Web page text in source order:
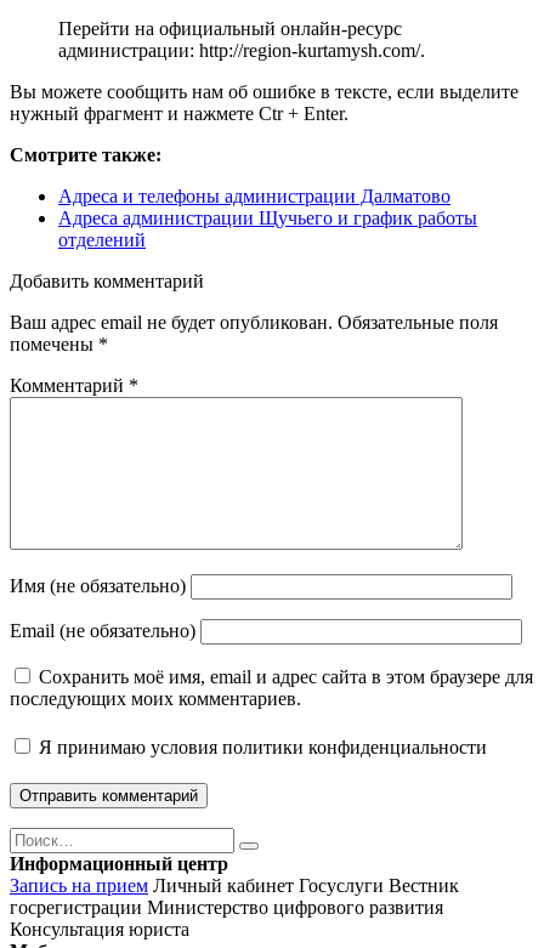
Перейти на официальный онлайн-ресурс
администрации: http://region-kurtamysh.com/.
Вы можете сообщить нам об ошибке в тексте, если выделите
нужный фрагмент и нажмете Ctr + Enter.
Смотрите также:
Адреса и телефоны администрации Далматово
Адреса администрации Щучьего и график работы
отделений
Добавить комментарий
Ваш адрес email не будет опубликован. Обязательные поля
помечены *
Комментарий *
Имя (не обязательно)
Email (не обязательно)
Сохранить моё имя, email и адрес сайта в этом браузере для
последующих моих комментариев.
Я принимаю условия политики конфиденциальности
Поиск
Найти
Информационный центр
Запись на прием Личный кабинет Госуслуги Вестник
госрегистрации Министерство цифрового развития
Консультация юриста